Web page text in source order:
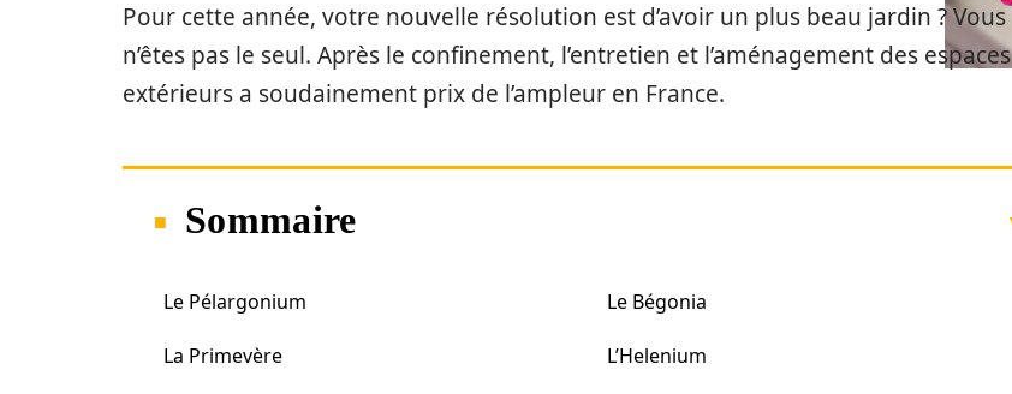
Pour cette année, votre nouvelle résolution est d’avoir un plus beau jardin ? Vous
n’êtes pas le seul. Après le confinement, l’entretien et l’aménagement des espaces
extérieurs a soudainement prix de l’ampleur en France.
Sommaire
Le Pélargonium
La Primevère
Le Bégonia
L’Helenium